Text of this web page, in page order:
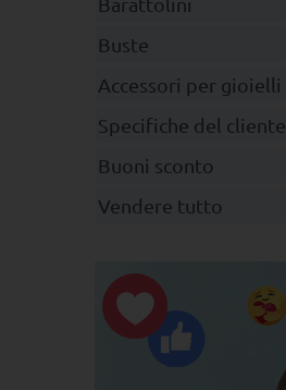
Buste
Accessori per gioielli
Specifiche del cliente
Buoni sconto
Vendere tutto